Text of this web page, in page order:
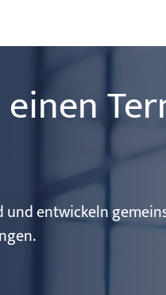
einen
und entwickeln